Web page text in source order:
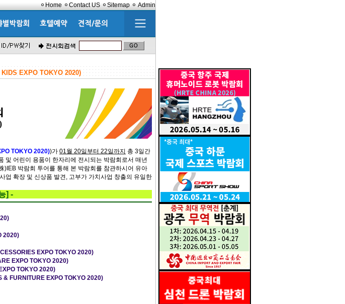
Home Contact US Sitemap Admin
EXPO TOKYO 2020)
TOKYO 2020))가 01월 20일부터 22일까지 총 3일간
및 어린이 용품이 한자리에 전시되는 박람회로서 매년
)IEB 박람회 투어를 통해 본 박람회를 참관하시어 유아
업 확장 및 신상품 발견, 고부가 가치사업 창출의 유일한
가능] -
2020)
EXPO TOKYO 2020)
EXPO TOKYO 2020)
TOKYO 2020)
& FURNITURE EXPO TOKYO 2020)